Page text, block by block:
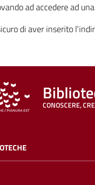
ad accedere ad
di aver inserito
CONOSCERE,